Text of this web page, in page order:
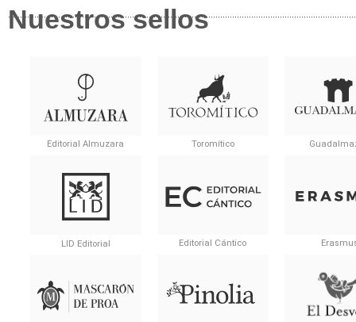
Nuestros sellos
Editorial Almuzara Toromítico
LID Editorial Editorial Cántico